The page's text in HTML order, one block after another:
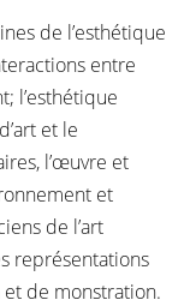
de l’esthétique
entre
l’esthétique
et le
l’œuvre et
et
de l’art
représentations
de monstration.